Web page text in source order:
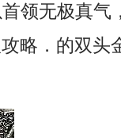
领无极真气
略．的双头